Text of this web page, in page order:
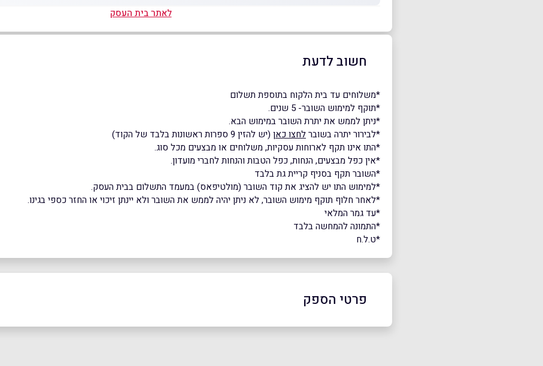
לאתר בית העסק
חשוב לדעת
*משלוחים עד בית הלקוח בתוספת תשלום
*תוקף למימוש השובר- 5 שנים.
*ניתן לממש את יתרת השובר במימוש הבא.
*לבירור יתרה בשוברלחצו כאן (יש להזין 9 ספרות ראשונות בלבד של הקוד)
*התו אינו תקף לארוחות עסקיות, משלוחים או מבצעים מכל סוג.
*אין כפל מבצעים, הנחות, כפל הטבות והנחות לחברי מועדון.
*השובר תקף בסניף קריית גת בלבד
*למימוש התו יש להציג את קוד השובר (מולטיפאס) במעמד התשלום בבית העסק.
*לאחר חלוף תוקף מימוש השובר, לא ניתן יהיה לממש את השובר ולא יינתן זיכוי או החזר כספי בגינו.
*עד גמר המלאי
*התמונה להמחשה בלבד
*ט.ל.ח
פרטי הספק